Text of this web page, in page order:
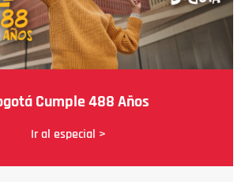
Cumple 488 Años
Ir al especial >